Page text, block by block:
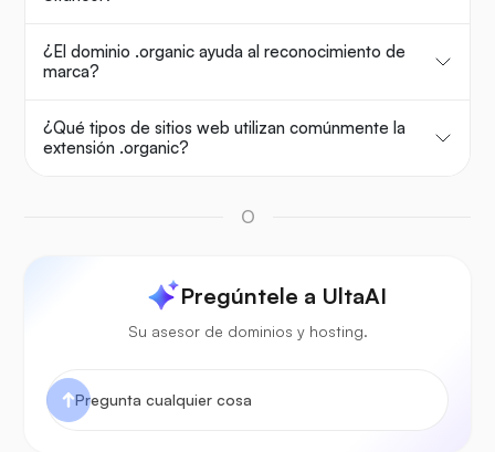
¿El dominio .organic ayuda al reconocimiento de
marca?
¿Qué tipos de sitios web utilizan comúnmente la
extensión .organic?
O
Pregúntele a UltaAI
Su asesor de dominios y hosting.